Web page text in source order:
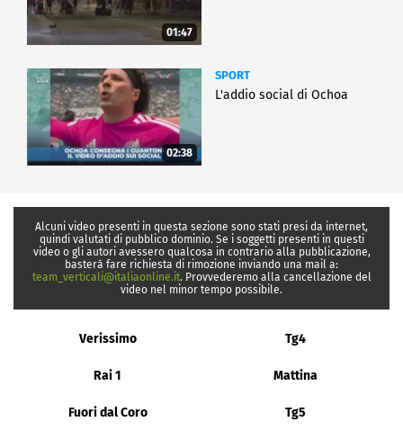
01:47
02:38
SPORT
L'addio social di Ochoa
Alcuni video presenti in questa sezione sono stati presi da internet,
quindi valutati di pubblico dominio. Se i soggetti presenti in questi
video o gli autori avessero qualcosa in contrario alla pubblicazione,
basterà fare richiesta di rimozione inviando una mail a:
team_verticali@italiaonline.it. Provvederemo alla cancellazione del
video nel minor tempo possibile.
Verissimo Tg4
Rai 1 Mattina
Fuori dal Coro Tg5